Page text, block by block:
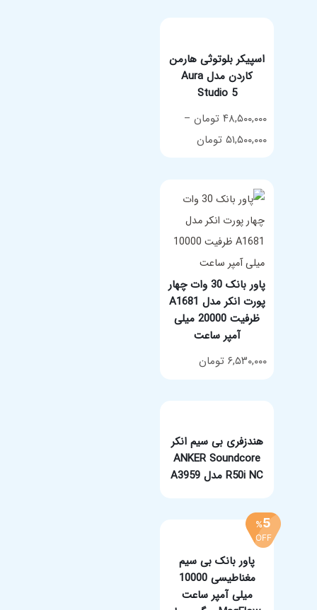
اسپیکر بلوتوثی هارمن
کاردن مدل Aura
Studio 5
۴۸,۵۰۰,۰۰۰ تومان –
۵۱,۵۰۰,۰۰۰ تومان
۵۱,۵۰۰,۰۰۰ تومان
انتخاب گزینه ها
پاور بانک 30 وات چهار
پورت انکر مدل A1681
ظرفیت 20000 میلی
آمپر ساعت
۶,۵۳۰,۰۰۰ تومان
مشخصات فنی محصول
هندزفری بی سیم انکر
ANKER Soundcore
R50i NC مدل A3959
5
%
OFF
افزودن به سبد خرید
پاور بانک بی سیم
مغناطیسی 10000
میلی آمپر ساعت